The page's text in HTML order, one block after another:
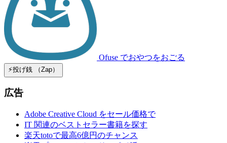
Ofuse でおやつをおごる
⚡️投げ銭 （Zap）
広告
Adobe Creative Cloud をセール価格で
IT 関連のベストセラー書籍を探す
楽天totoで最高6億円のチャンス